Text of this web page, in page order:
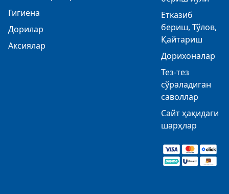
Гигиена
Дорилар
Аксиялар
Етказиб
бериш, Тўлов,
Қайтариш
Дорихоналар
Тез-тез
сўраладиган
саволлар
Сайт ҳақидаги
шарҳлар